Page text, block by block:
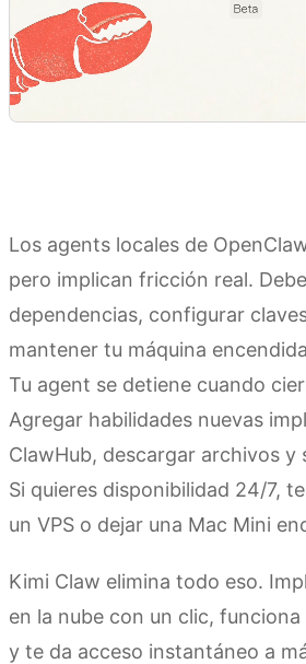
Los agents locales de
pero implican fricción real.
dependencias, configurar
mantener tu máquina
Tu agent se detiene cuando
Agregar habilidades nuevas
ClawHub, descargar archivos y
Si quieres disponibilidad 24/7,
un VPS o dejar una Mac Mini
Kimi Claw elimina todo eso.
en la nube con un clic,
y te da acceso instantáneo a